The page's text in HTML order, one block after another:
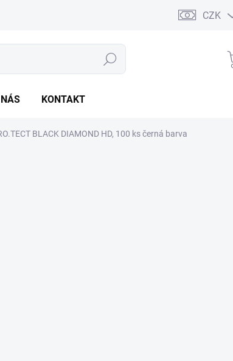
CZK
Hledat
KONTAKT
BLACK DIAMOND HD, 100 ksčerná barva